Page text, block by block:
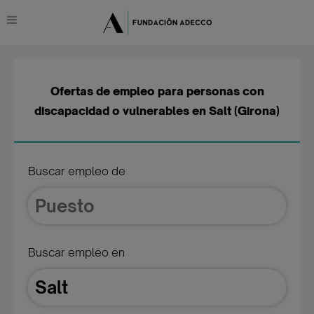
Buscar empleo de
Buscar empleo en
Ofertas de empleo para personas con
discapacidad o vulnerables en Salt (Girona)